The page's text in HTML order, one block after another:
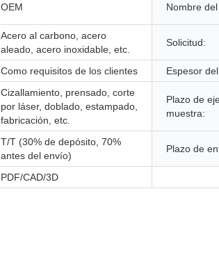
OEM Nombre
Acero al carbono, acero
aleado, acero inoxidable, etc.
Solicitud:
Como requisitos de los clientes Espesor
Cizallamiento, prensado, corte
por láser, doblado, estampado,
fabricación, etc.
Plazo de
muestra:
T/T (30% de depósito, 70%
antes del envío)
Plazo de
PDF/CAD/3D